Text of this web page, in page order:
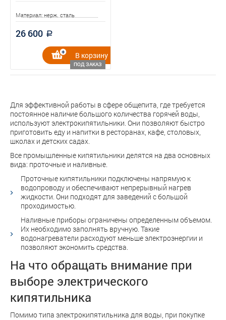
Материал: нерж. сталь
26 600 a
ПОД ЗАКАЗ
В корзину
Для эффективной работы в сфере общепита, где требуется
постоянное наличие большого количества горячей воды,
используют электрокипятильники. Они позволяют быстро
приготовить еду и напитки в ресторанах, кафе, столовых,
школах и детских садах.
Все промышленные кипятильники делятся на два основных
вида: проточные и наливные.
Проточные кипятильники подключены напрямую к
водопроводу и обеспечивают непрерывный нагрев
жидкости. Они подходят для заведений с большой
проходимостью.
Наливные приборы ограничены определенным объемом.
Их необходимо заполнять вручную. Такие
водонагреватели расходуют меньше электроэнергии и
позволяют экономить средства.
На что обращать внимание при
выборе электрического
кипятильника
Помимо типа электрокипятильника для воды, при покупке